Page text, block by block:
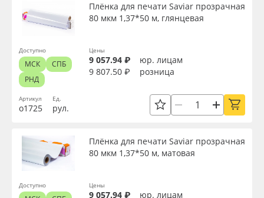
Артикул
о1725
Плёнка для печати Saviar прозрачная
80 мкм 1,37*50 м, глянцевая
Ед.
рул.
Цены
9 057.94 ₽
юр. лицам
9 807.50 ₽
розница
Доступно
МСК
СПБ
РНД
Плёнка для печати Saviar прозрачная
80 мкм 1,37*50 м, матовая
Цены
9 057.94 ₽ юр. лицам
Доступно